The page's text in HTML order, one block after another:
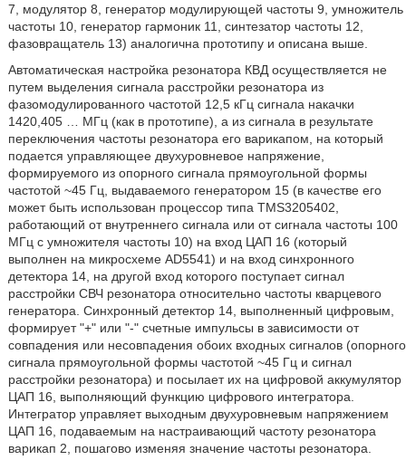
7, модулятор 8, генератор модулирующей частоты 9, умножитель
частоты 10, генератор гармоник 11, синтезатор частоты 12,
фазовращатель 13) аналогична прототипу и описана выше.
Автоматическая настройка резонатора КВД осуществляется не
путем выделения сигнала расстройки резонатора из
фазомодулированного частотой 12,5 кГц сигнала накачки
1420,405 … МГц (как в прототипе), а из сигнала в результате
переключения частоты резонатора его варикапом, на который
подается управляющее двухуровневое напряжение,
формируемого из опорного сигнала прямоугольной формы
частотой ~45 Гц, выдаваемого генератором 15 (в качестве его
может быть использован процессор типа TMS3205402,
работающий от внутреннего сигнала или от сигнала частоты 100
МГц с умножителя частоты 10) на вход ЦАП 16 (который
выполнен на микросхеме AD5541) и на вход синхронного
детектора 14, на другой вход которого поступает сигнал
расстройки СВЧ резонатора относительно частоты кварцевого
генератора. Синхронный детектор 14, выполненный цифровым,
формирует "+" или "-" счетные импульсы в зависимости от
совпадения или несовпадения обоих входных сигналов (опорного
сигнала прямоугольной формы частотой ~45 Гц и сигнал
расстройки резонатора) и посылает их на цифровой аккумулятор
ЦАП 16, выполняющий функцию цифрового интегратора.
Интегратор управляет выходным двухуровневым напряжением
ЦАП 16, подаваемым на настраивающий частоту резонатора
варикап 2, пошагово изменяя значение частоты резонатора.